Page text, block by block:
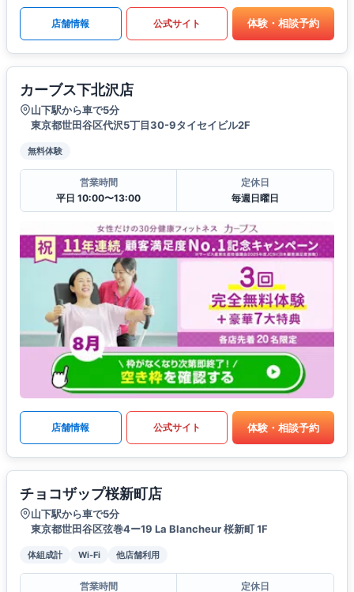
店舗情報 公式サイト 体験・相談予約
カーブス下北沢店
山下駅から車で5分
東京都世田谷区代沢5丁目30-9タイセイビル2F
無料体験
営業時間
平日 10:00〜13:00
定休日
毎週日曜日
店舗情報 公式サイト 体験・相談予約
チョコザップ桜新町店
山下駅から車で5分
東京都世田谷区弦巻4ー19 La Blancheur 桜新町 1F
体組成計 Wi-Fi 他店舗利用
営業時間
定休日